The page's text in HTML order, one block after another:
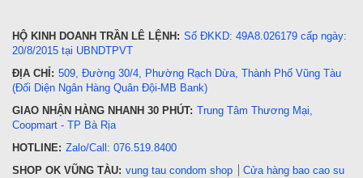
HỘ KINH DOANH TRẦN LÊ LỆNH: Số ĐKKD: 49A8.026179 cấp ngày:
20/8/2015 tại UBNDTPVT
ĐỊA CHỈ: 509, Đường 30/4, Phường Rạch Dừa, Thành Phố Vũng Tàu
(Đối Diện Ngân Hàng Quân Đội-MB Bank)
GIAO NHẬN HÀNG NHANH 30 PHÚT: Trung Tâm Thương Mại,
Coopmart - TP Bà Rịa
HOTLINE: Zalo/Call: 076.519.8400
SHOP OK VŨNG TÀU: vung tau condom shop
Cửa hàng bao cao su